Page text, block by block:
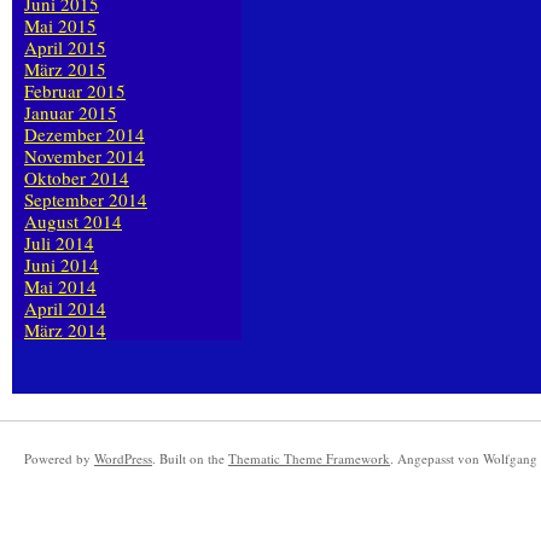
Mai 2015
April 2015
März 2015
Februar 2015
Januar 2015
Dezember 2014
November 2014
Oktober 2014
September 2014
August 2014
Juli 2014
Juni 2014
Mai 2014
April 2014
März 2014
Powered by WordPress. Built on the Thematic Theme Framework. Angepasst von